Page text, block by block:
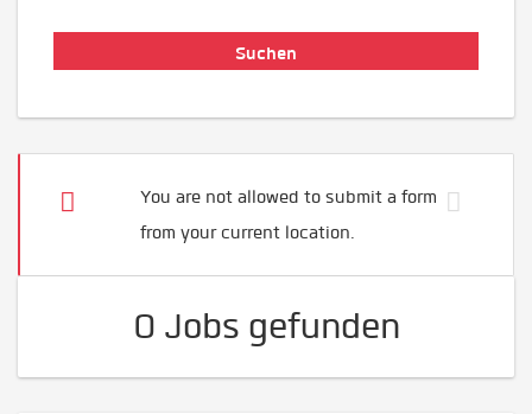
You are not allowed to submit a form
from your current location.
0 Jobs gefunden